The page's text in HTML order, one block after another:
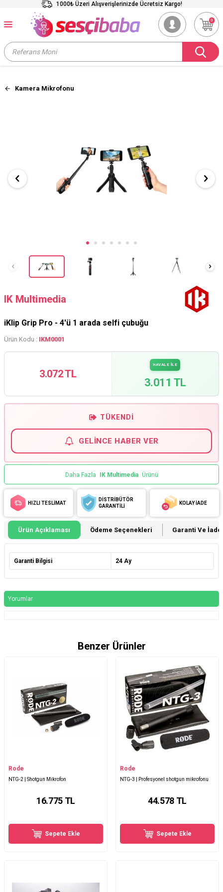
1000₺ Üzeri Alışverişlerinizde Ücretsiz Kargo!
0
Kamera Mikrofonu
IK Multimedia
iKlip Grip Pro - 4'ü 1 arada selfi çubuğu
Ürün Kodu : IKM0001
3.072 TL
HAVALE İLE
3.011 TL
TÜKENDI
GELINCE HABER VER
Daha Fazla IK Multimedia Ürünü
HIZLI TESLİMAT
DİSTRİBÜTÖR
GARANTİLİ
KOLAY İADE
Ürün Açıklaması Ödeme Seçenekleri Garanti Ve İade
Garanti Bilgisi 24 Ay
Yorumlar
Benzer Ürünler
Rode
NTG-2 | Shotgun Mikrofon
16.775TL
Sepete Ekle
Rode
NTG-3 | Profesyonel shotgun mikrofonu
44.578TL
Sepete Ekle